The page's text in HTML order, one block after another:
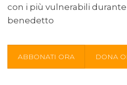
con i più vulnerabili
benedetto
ABBONATI ORA DONA